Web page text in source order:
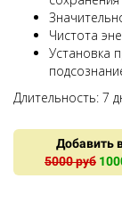
Чистота
Установка
Длительность: 7
Добавить
5000 руб